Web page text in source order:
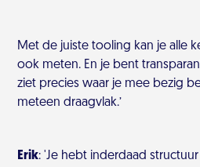
Met de juiste tooling kan je alle
ook meten. En je bent
ziet precies waar je mee bezig
meteen draagvlak.’
Erik: 'Je hebt inderdaad